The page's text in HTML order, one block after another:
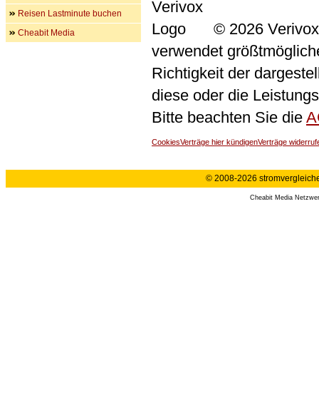
© 2026
verwendet
Richtigkeit der
diese oder die
Bitte beachten Sie die
CookiesVerträge hier kündigenVerträge
Reisen Lastminute buchen
Cheabit Media
© 2008-2026
Cheabit Media